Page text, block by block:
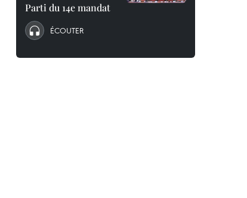
Parti du 14e mandat
ÉCOUTER